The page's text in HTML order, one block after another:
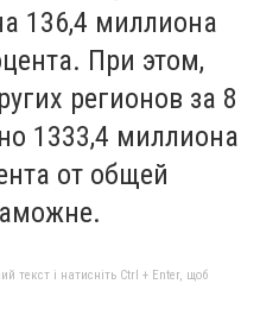
136,4 миллиона
При этом,
регионов за 8
1333,4 миллиона
от общей
текст і натисніть Ctrl + Enter, щоб